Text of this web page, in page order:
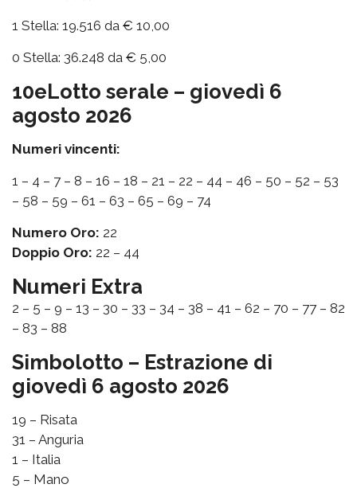
1 Stella: 19.516 da € 10,00
0 Stella: 36.248 da € 5,00
10eLotto serale – giovedì 6
agosto 2026
Numeri vincenti:
1 – 4 – 7 – 8 – 16 – 18 – 21 – 22 – 44 – 46 – 50 – 52 – 53
– 58 – 59 – 61 – 63 – 65 – 69 – 74
Numero Oro: 22
Doppio Oro: 22 – 44
Numeri Extra
2 – 5 – 9 – 13 – 30 – 33 – 34 – 38 – 41 – 62 – 70 – 77 – 82
– 83 – 88
Simbolotto – Estrazione di
giovedì 6 agosto 2026
19 – Risata
31 – Anguria
1 – Italia
5 – Mano